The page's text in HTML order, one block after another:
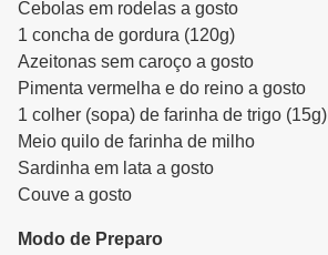
Cebolas em rodelas a gosto
1 concha de gordura (120g)
Azeitonas sem caroço a gosto
Pimenta vermelha e do reino a gosto
1 colher (sopa) de farinha de trigo (15g)
Meio quilo de farinha de milho
Sardinha em lata a gosto
Couve a gosto
Modo de Preparo